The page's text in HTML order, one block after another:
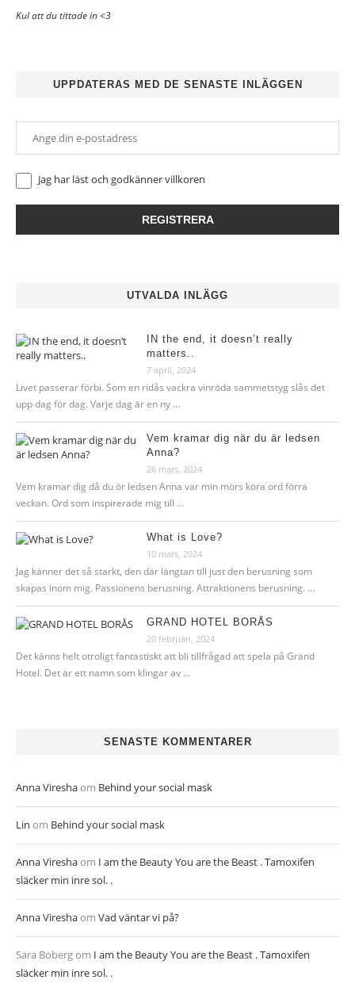
Kul att du tittade in <3
UPPDATERAS MED DE SENASTE INLÄGGEN
Jag har läst och godkännervillkoren
UTVALDA INLÄGG
IN the end, it doesn’t really
matters..
7 april, 2024
Livet passerar förbi. Som en ridås vackra vinröda sammetstyg slås det
upp dag för dag. Varje dag är en ny …
Vem kramar dig när du är ledsen
Anna?
26 mars, 2024
Vem kramar dig då du ör ledsen Anna var min mors köra ord förra
veckan. Ord som inspirerade mig till …
What is Love?
10 mars, 2024
Jag känner det så starkt, den där längtan till just den berusning som
skapas inom mig. Passionens berusning. Attraktionens berusning. …
GRAND HOTEL BORÅS
20 februari, 2024
Det känns helt otroligt fantastiskt att bli tillfrågad att spela på Grand
Hotel. Det är ett namn som klingar av …
SENASTE KOMMENTARER
Anna Vireshaom Behind your social mask
Lin om Behind your social mask
Anna Vireshaom I am the Beauty You are the Beast . Tamoxifen
släcker min inre sol. .
Anna Vireshaom Vad väntar vi på?
Sara Bobergom I am the Beauty You are the Beast . Tamoxifen
släcker min inre sol. .